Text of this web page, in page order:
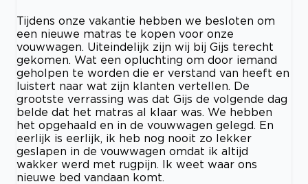
Tijdens onze vakantie hebben we besloten om
een nieuwe matras te kopen voor onze
vouwwagen. Uiteindelijk zijn wij bij Gijs terecht
gekomen. Wat een opluchting om door iemand
geholpen te worden die er verstand van heeft en
luistert naar wat zijn klanten vertellen. De
grootste verrassing was dat Gijs de volgende dag
belde dat het matras al klaar was. We hebben
het opgehaald en in de vouwwagen gelegd. En
eerlijk is eerlijk, ik heb nog nooit zo lekker
geslapen in de vouwwagen omdat ik altijd
wakker werd met rugpijn. Ik weet waar ons
nieuwe bed vandaan komt.